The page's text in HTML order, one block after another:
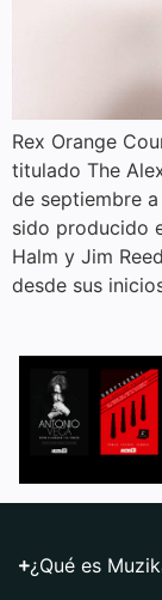
Rex Orange
titulado The
de septiembre
sido producido
Halm y Jim
desde sus
¿Qué es